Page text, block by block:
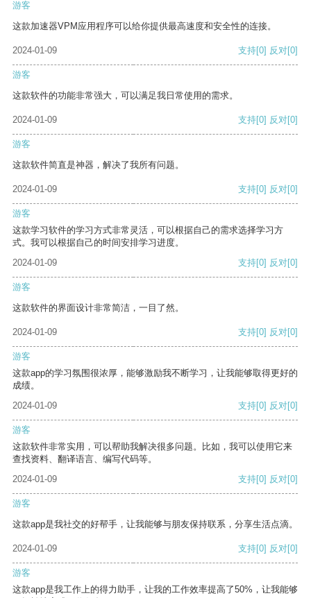
游客
这款加速器VPM应用程序可以给你提供最高速度和安全性的连接。
2024-01-09 支持[0] 反对[0]
游客
这款软件的功能非常强大，可以满足我日常使用的需求。
2024-01-09 支持[0] 反对[0]
游客
这款软件简直是神器，解决了我所有问题。
2024-01-09 支持[0] 反对[0]
游客
这款学习软件的学习方式非常灵活，可以根据自己的需求选择学习方
式。我可以根据自己的时间安排学习进度。
2024-01-09
支持[0] 反对[0]
游客
这款软件的界面设计非常简洁，一目了然。
2024-01-09 支持[0] 反对[0]
游客
这款app的学习氛围很浓厚，能够激励我不断学习，让我能够取得更好的
成绩。
2024-01-09
支持[0] 反对[0]
游客
这款软件非常实用，可以帮助我解决很多问题。比如，我可以使用它来
查找资料、翻译语言、编写代码等。
2024-01-09
支持[0] 反对[0]
游客
这款app是我社交的好帮手，让我能够与朋友保持联系，分享生活点滴。
2024-01-09 支持[0] 反对[0]
游客
这款app是我工作上的得力助手，让我的工作效率提高了50%，让我能够